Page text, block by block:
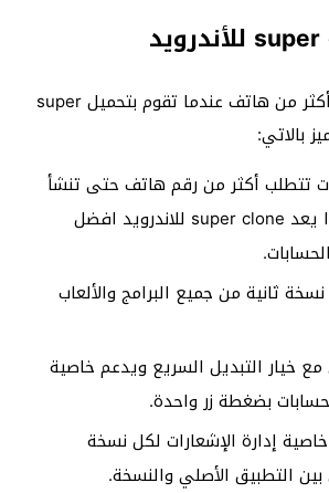
لن تحتاج إلى شراء أكثر من هاتف عندما تقوم بتحميل super
تتطلب أكثر من رقم هاتف حتى تنشأ
نسخة ثانية لذا يعد super clone للاندرويد افضل
ثانية من جميع البرامج والألعاب
خيار التبديل السريع ويدعم خاصية
بضغطة زر واحدة.
إدارة الإشعارات لكل نسخة
التطبيق الأصلي والنسخة.